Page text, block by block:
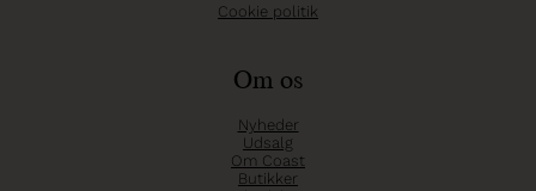
Cookie politik
Om os
Nyheder
Udsalg
Om Coast
Butikker